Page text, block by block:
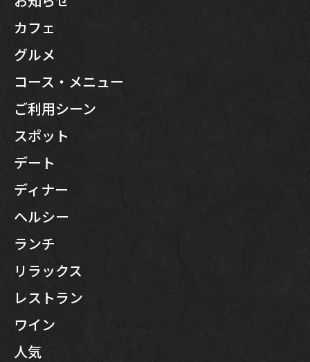
カフェ
グルメ
コース・メニュー
ご利用シーン
スポット
デート
ディナー
ヘルシー
ランチ
リラックス
レストラン
ワイン
人気